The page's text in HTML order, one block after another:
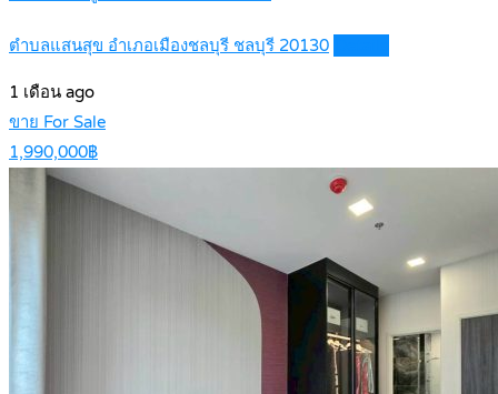
ตำบลแสนสุข อำเภอเมืองชลบุรี ชลบุรี 20130
1 เดือน ago
ขาย For Sale
1,990,000฿